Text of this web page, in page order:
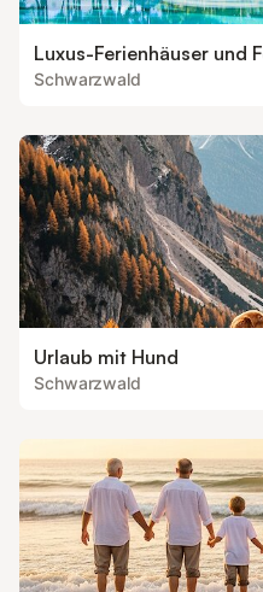
Luxus-Ferienhäuser und
Schwarzwald
Urlaub mit Hund
Schwarzwald